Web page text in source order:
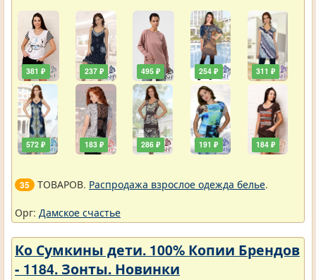
381 ₽
572 ₽
237 ₽
183 ₽
495 ₽
286 ₽
254 ₽
191 ₽
311 ₽
184 ₽
35 ТОВАРОВ. Распродажа взрослое одежда белье.
Орг: Дамское счастье
Ко Сумкины дети. 100% Копии Брендов
- 1184. Зонты. Новинки